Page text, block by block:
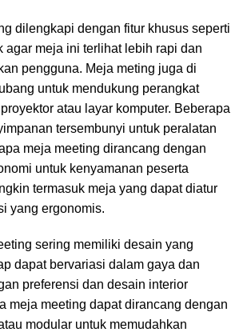
dilengkapi dengan fitur khusus seperti
agar meja ini terlihat lebih rapi dan
pengguna. Meja meting juga di
untuk mendukung perangkat
atau layar komputer. Beberapa
tersembunyi untuk peralatan
meja meeting dirancang dengan
untuk kenyamanan peserta
termasuk meja yang dapat diatur
yang ergonomis.
sering memiliki desain yang
dapat bervariasi dalam gaya dan
preferensi dan desain interior
meja meeting dapat dirancang dengan
modular untuk memudahkan